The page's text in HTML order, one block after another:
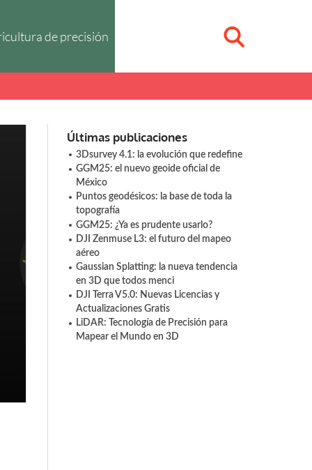
de precisión
Últimas publicaciones
3Dsurvey 4.1: la evolución que redefine
GGM25: el nuevo geoide oficial de
México
Puntos geodésicos: la base de toda la
topografía
GGM25: ¿Ya es prudente usarlo?
DJI Zenmuse L3: el futuro del mapeo
aéreo
Gaussian Splatting: la nueva tendencia
en 3D que todos menci
DJI Terra V5.0: Nuevas Licencias y
Actualizaciones Gratis
LiDAR: Tecnología de Precisión para
Mapear el Mundo en 3D